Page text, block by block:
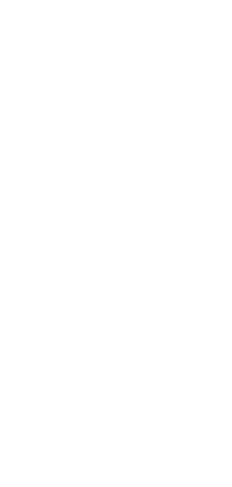
Du som är Menigo-